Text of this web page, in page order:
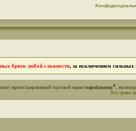
бритв любой сложности, за исключением сильных
зарегистрированной торговой марке napukmaxep® ,
Все права